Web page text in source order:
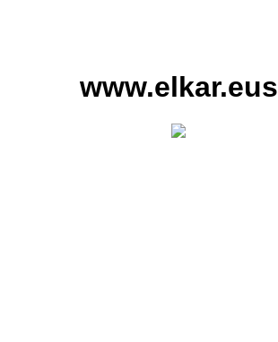
www.elkar.eus